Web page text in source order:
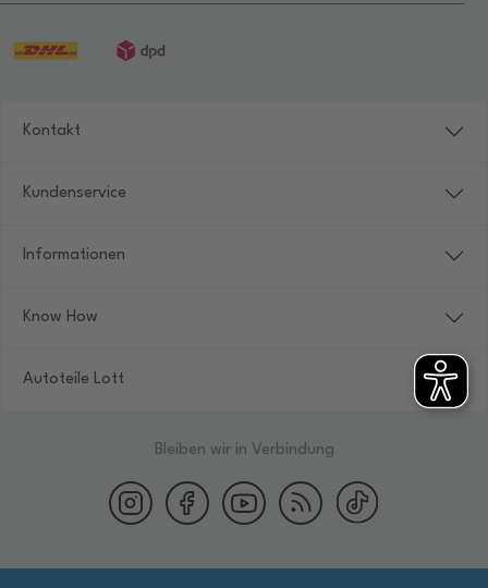
Kontakt
Kundenservice
Informationen
Know How
Autoteile Lott
Bleiben wir in Verbindung